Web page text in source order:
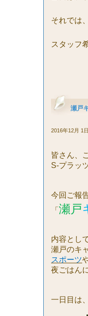
それでは
スタッフ
瀬戸
2016年12月 1
皆さん、
S-プラッ
今回ご報
「 瀬戸
内容とし
瀬戸のキ
スポーツ
夜ごはん
一日目は、